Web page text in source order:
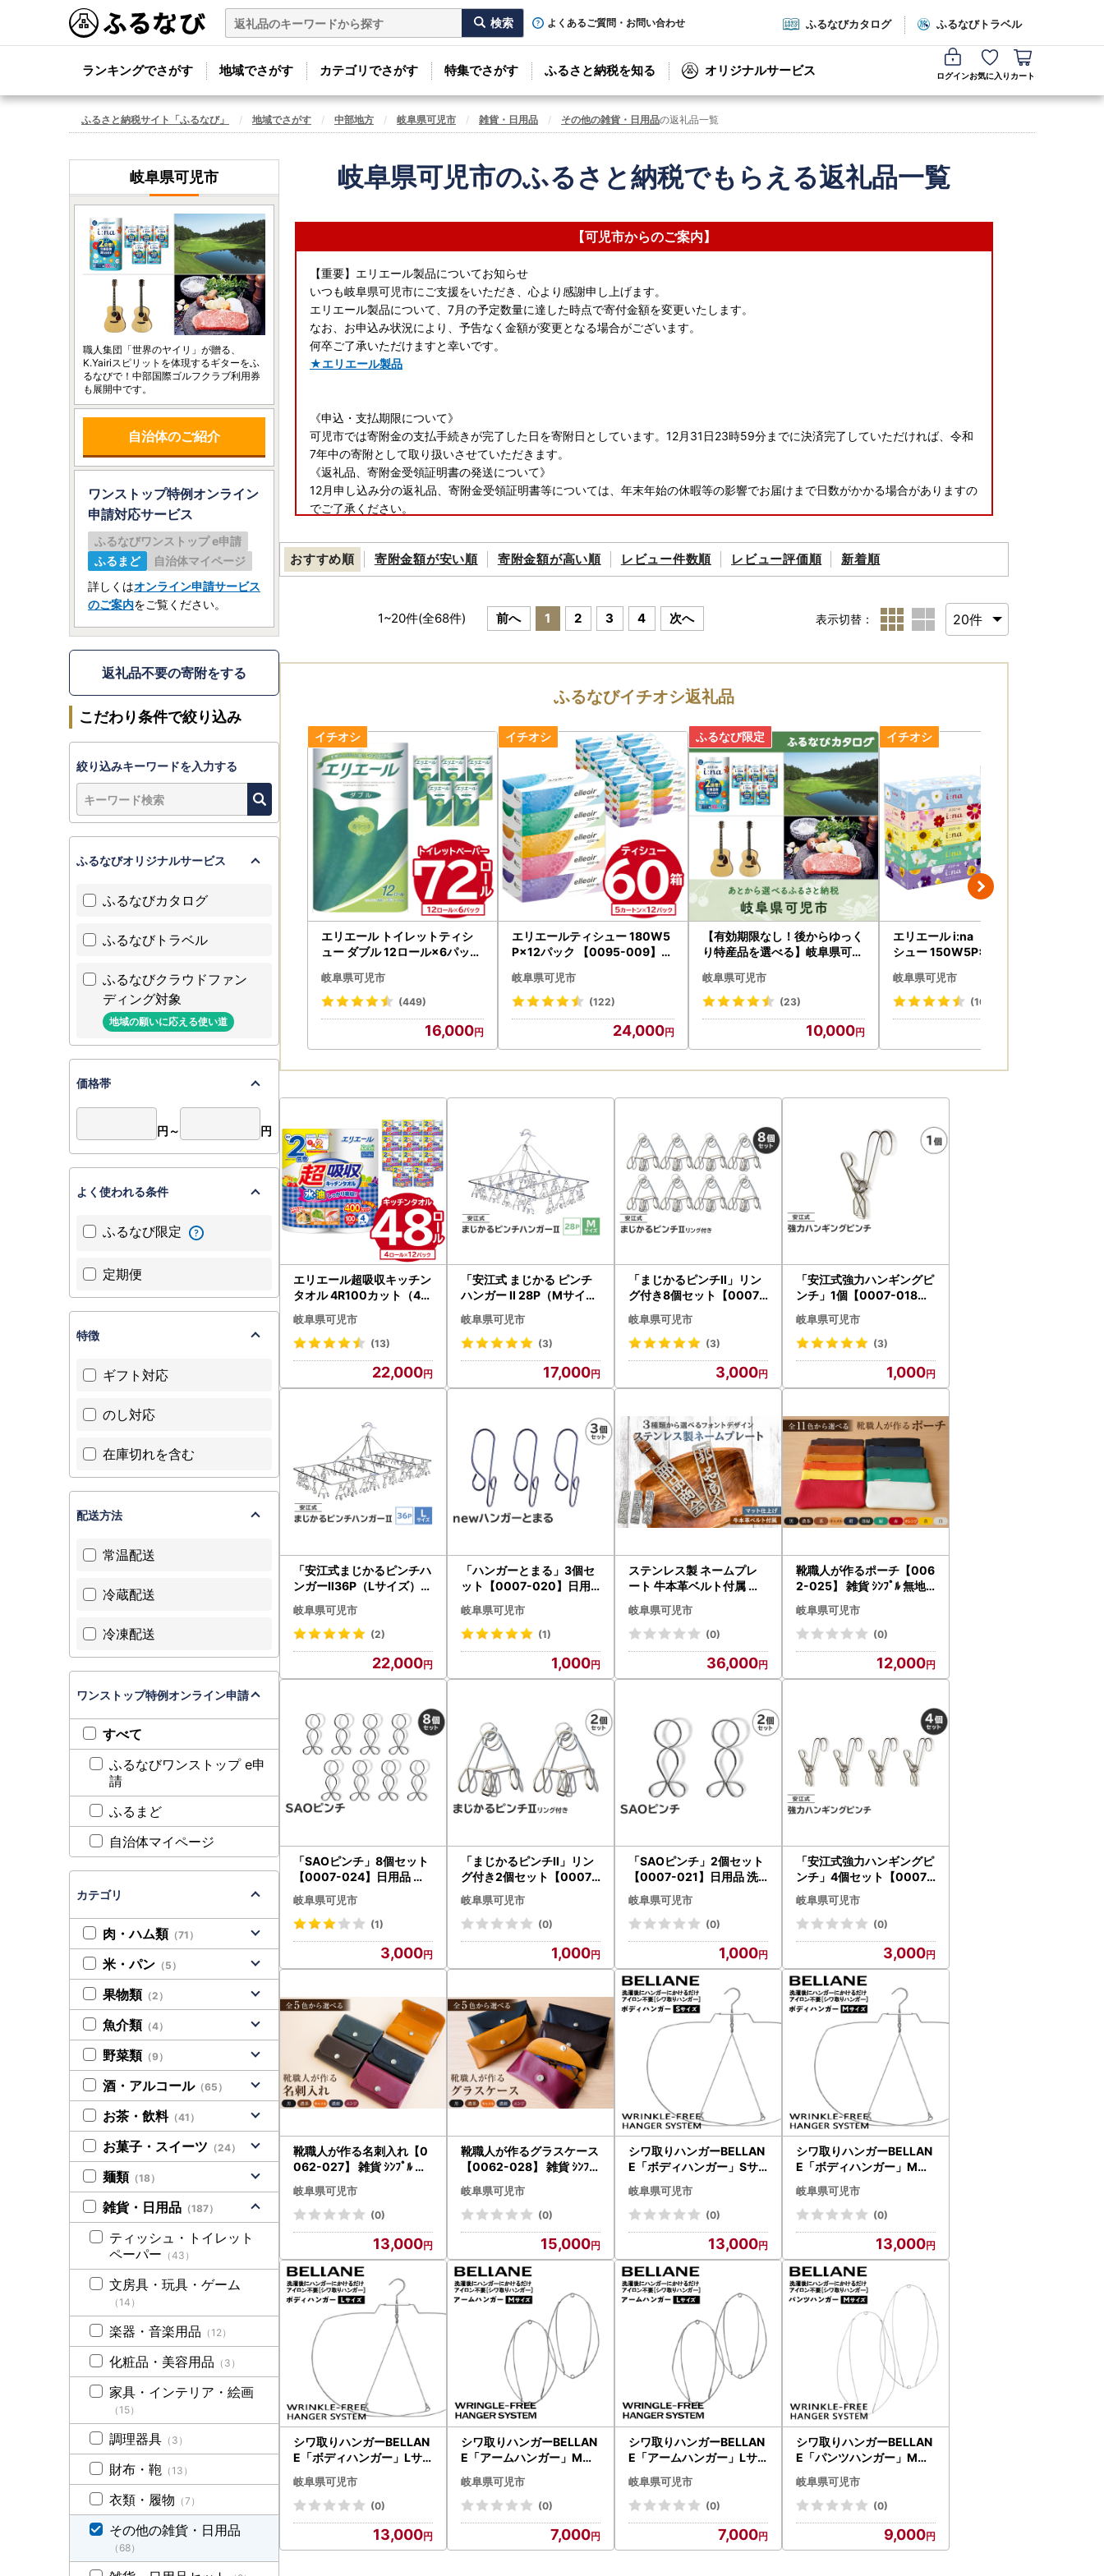
よくあるご質問・お問い合わせ ふるなびカタログ ふるなびトラベル
ランキングでさがす 地域でさがす カテゴリでさがす 特集でさがす ふるさと納税を知る オリジナルサービス ログインお気に入り カート
ふるさと納税サイト「ふるなび」 地域でさがす 中部地方 岐阜県可児市 雑貨・日用品 その他の雑貨・日用品の返礼品一覧
岐阜県可児市のふるさと納税でもらえる返礼品一覧
【可児市からのご案内】
【重要】エリエール製品についてお知らせ
いつも岐阜県可児市にご支援をいただき、心より感謝申し上げます。
エリエール製品について、7月の予定数量に達した時点で寄付金額を変更いたします。
なお、お申込み状況により、予告なく金額が変更となる場合がございます。
何卒ご了承いただけますと幸いです。
★エリエール製品
《申込・支払期限について》
可児市では寄附金の支払手続きが完了した日を寄附日としています。12月31日23時59分までに決済完了していただければ、令和
7年中の寄附として取り扱いさせていただきます。
《返礼品、寄附金受領証明書の発送について》
12月申し込み分の返礼品、寄附金受領証明書等については、年末年始の休暇等の影響でお届けまで日数がかかる場合がありますの
でご了承ください。
★マイナンバーカードをお持ちの方は、ふるまどでのオンラインワンストップ申請が可能です。 ご利用は無料となっております
ので、是非ご利用ください。
★ワンストップ特例申請書のお届けについて
※年末にご寄附いただいた方にもワンストップ特例申請書を送付いたしますが、郵便の発送が年末年始は遅れる場合がございま
す。 お手数ですがご自身で「ふるまど」より申請書をダウンロードの上、マイナンバー等の必要書類を添えて、 令和8年1月10日
(土)までに可児市ふるさと納税ワンストップ受付センターへご提出ください。
≪提出する書類≫
◆ワンストップ特例申請書（寄附金税額控除に係る申告特例申請書） 申請書をダウンロードの上、個人番号・生年月日・チェッ
ク欄を記入してください。
◆添付書類
・マイナンバーカードをお持ちの方…マイナンバーカードの両面の写し
・通知カード（氏名、住所等が住民票の記載事項と一致したもの）をお持ちの方…通知カードの両面の写し、身分証の写し
・マイナンバーカードも通知カードもお持ちでない方…マイナンバーが記載された住民票の写し、身分証の写し
※身分証として利用できるもの 運転免許証、パスポート、身体障害者手帳、在留カード、その他国が発行する顔写真付きの身分証
明書（顔写真が表示され、氏名、生年月日または住所が確認できるようにしてください）
≪提出先≫ 〒519-0401 三重県度会郡玉城町世古501
可児市ふるさと納税ワンストップ受付センター 宛
※令和8年1月10日必着
※可児市では、ワンストップ特例申請受付を外部委託しています。
そのため、送付先は上記「三重県」の住所宛にお願いいたします。
※可児市役所宛に送付されないようご注意ください。
【重要】寄附金受領証明書の発送時期について（令和8年1月1日以降のご寄附分）
令和8年1月1日以降にご入金いただいた寄附金につきましては、寄附金受領証明書を令和8年2月以降、順次発送いたします。
お申し込みの時期や返礼品の種類によっては、寄附金受領証明書の到着が返礼品より遅れる場合がございます。
寄附者の皆様にはご不便をおかけいたしますが、何卒ご理解いただけますようお願い申し上げます。
おすすめ順 寄附金額が安い順 寄附金額が高い順 レビュー件数順 レビュー評価順 新着順
1~20件(全68件) 前へ 1 2 3 4 次へ 表示切替：
ふるなびイチオシ返礼品
エリエール トイレットティシ
ュー ダブル 12ロール×6パック
ーパー
岐阜県可児市
(449)
16,000
エリエールティシュー 180W5
P×12パック 【0095-009】テ
岐阜県可児市
(122)
24,000
【有効期限なし！後からゆっく
り特産品を選べる】岐阜県可児
岐阜県可児市
(23)
10,000
エリエール i:na（イーナ）ティ
シュー 150W5P×12パック【0
ー ティッシュ
岐阜県可児市
(107)
エリエール超吸収キッチン
タオル 4R100カット（4ロ
ール×12パック）【0101-
004】キッチンペーパー
岐阜県可児市
(13)
22,000
「安江式 まじかる ピンチ
ハンガー Ⅱ 28P（Mサイズ
）」 1台【0007-001】日
用品 ﾊﾝｶﾞｰ 洗濯 家事 便利 ｼ
ﾝﾌﾟﾙ 軽量
岐阜県可児市
(3)
17,000
「まじかるピンチⅡ」リン
グ付き8個セット【0007-
023】日用品 洗濯ﾊﾞｻﾐ 洗
濯 家事 便利 ｼﾝﾌﾟﾙ 軽量
岐阜県可児市
(3)
3,000
「安江式強力ハンギングピ
ンチ」1個【0007-018】
日用品 洗濯 家事 便利 ｼﾝﾌﾟ
ﾙ 洗濯ﾊﾞｻﾐ
岐阜県可児市
(3)
1,000
「安江式まじかるピンチハ
ンガーⅡ36P（Lサイズ）」
1台【0007-008】日用品
ﾊﾝｶﾞｰ 洗濯 家事 便利 ｼﾝﾌﾟﾙ
軽量
岐阜県可児市
(2)
22,000
「ハンガーとまる」3個セ
ット【0007-020】日用
品 ﾊﾝｶﾞｰ 洗濯 家事 便利 ｼﾝ
ﾌﾟﾙ 軽量
岐阜県可児市
(1)
1,000
ステンレス製 ネームプレ
ート 牛本革ベルト付属 マ
ット仕上げ ｵﾘｼﾞﾅﾙ ﾃﾞｻﾞｲﾝ
ﾊﾞｯｸﾞ ｺﾞﾙﾌﾊﾞｯｸ 雑貨 おしゃ
れ 高級感 【0067-001】
岐阜県可児市
(0)
36,000
靴職人が作るポーチ【006
2-025】 雑貨 ｼﾝﾌﾟﾙ 無地 ﾊ
ﾝﾄﾞﾒｲﾄﾞ 筆箱 革
岐阜県可児市
(0)
12,000
「SAOピンチ」8個セット
【0007-024】日用品 洗
濯ﾊﾞｻﾐ 洗濯 家事 便利 ｼﾝﾌﾟ
ﾙ 軽量
岐阜県可児市
(1)
3,000
「まじかるピンチⅡ」リン
グ付き2個セット【0007-
019】日用品 洗濯ﾊﾞｻﾐ 洗
濯 家事 便利 ｼﾝﾌﾟﾙ ｽﾃﾝﾚｽ
岐阜県可児市
(0)
1,000
「SAOピンチ」2個セット
【0007-021】日用品 洗
濯ﾊﾞｻﾐ 洗濯 家事 便利 ｼﾝﾌﾟ
ﾙ 軽量
岐阜県可児市
(0)
1,000
「安江式強力ハンギングピ
ンチ」4個セット【0007-
022】日用品 ﾊﾝｶﾞｰ 洗濯 洗
濯ﾊﾞｻﾐ 家事 便利 ｼﾝﾌﾟﾙ 軽
量
岐阜県可児市
(0)
3,000
靴職人が作る名刺入れ【0
062-027】 雑貨 ｼﾝﾌﾟﾙ 無
地 ﾊﾝﾄﾞﾒｲﾄﾞ 名刺 革
岐阜県可児市
(0)
13,000
靴職人が作るグラスケース
【0062-028】 雑貨 ｼﾝﾌﾟﾙ
無地 ﾊﾝﾄﾞﾒｲﾄﾞ 眼鏡 ﾈｶﾞﾈｹｰｽ
革
岐阜県可児市
(0)
15,000
シワ取りハンガーBELLAN
E「ボディハンガー」Sサ
イズ【0123-001】
岐阜県可児市
(0)
13,000
シワ取りハンガーBELLAN
E「ボディハンガー」Mサ
イズ【0123-002】
岐阜県可児市
(0)
13,000
シワ取りハンガーBELLAN
E「ボディハンガー」Lサ
イズ【0123-003】
岐阜県可児市
(0)
13,000
シワ取りハンガーBELLAN
E「アームハンガー」Mサ
イズ【0123-004】
岐阜県可児市
(0)
7,000
シワ取りハンガーBELLAN
E「アームハンガー」Lサ
イズ【0123-005】
岐阜県可児市
(0)
7,000
シワ取りハンガーBELLAN
E「パンツハンガー」Mサ
イズ【0123-006】
岐阜県可児市
(0)
9,000
岐阜県可児市
職人集団「世界のヤイリ」が贈る、
K.Yairiスピリットを体現するギターをふ
るなびで！中部国際ゴルフクラブ利用券
も展開中です。
自治体のご紹介
ワンストップ特例オンライン
申請対応サービス
ふるなびワンストップ e申請
ふるまど
自治体マイページ
詳しくはオンライン申請サービス
のご案内をご覧ください。
返礼品不要の寄附をする
こだわり条件で絞り込み
絞り込みキーワードを入力する
ふるなびオリジナルサービス
ふるなびカタログ
ふるなびトラベル
ふるなびクラウドファン
ディング対象
地域の願いに応える使い道
価格帯
円～ 円
よく使われる条件
ふるなび限定
定期便
特徴
ギフト対応
のし対応
在庫切れを含む
配送方法
常温配送
冷蔵配送
冷凍配送
ワンストップ特例オンライン申請
すべて
ふるなびワンストップ e申
請
ふるまど
自治体マイページ
カテゴリ
肉・ハム類 （71）
米・パン （5）
果物類 （2）
魚介類 （4）
野菜類 （9）
酒・アルコール（65）
お茶・飲料（41）
お菓子・スイーツ （24）
麺類 （18）
雑貨・日用品 （187）
ティッシュ・トイレット
ペーパー （43）
文房具・玩具・ゲーム
（14）
楽器・音楽用品 （12）
化粧品・美容用品 （3）
家具・インテリア・絵画
（15）
調理器具 （3）
財布・鞄 （13）
衣類・履物 （7）
その他の雑貨・日用品
（68）